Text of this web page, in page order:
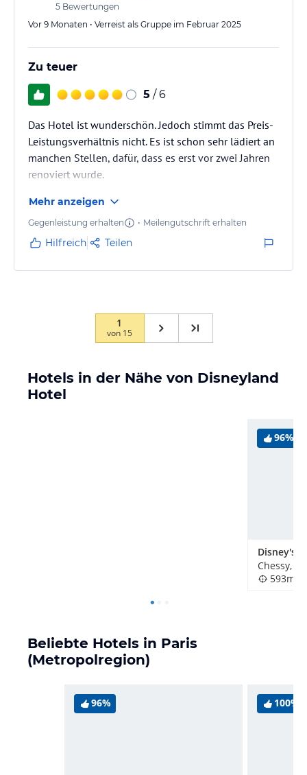
5 Bewertungen
Vor 9 Monaten • Verreist als Gruppe im Februar 2025
Zu teuer
5 / 6
Das Hotel ist wunderschön. Jedoch stimmt das Preis-
Leistungsverhältnis nicht. Es ist schon sehr lädiert an
manchen Stellen, dafür, dass es erst vor zwei Jahren
renoviert wurde.
Mehr anzeigen
Gegenleistung erhalten • Meilengutschrift erhalten
Hilfreich Teilen
1
von 15
Hotels in der Nähe von Disneyland
Hotel
96%
Chessy,
593m
Beliebte Hotels in Paris
(Metropolregion)
96% 100%